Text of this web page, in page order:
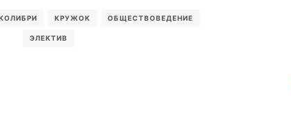
КРУЖОК ОБЩЕСТВОВЕДЕНИЕ
ЭЛЕКТИВ